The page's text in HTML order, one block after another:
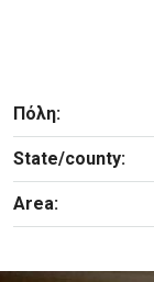
Πόλη:
State/county:
Area: